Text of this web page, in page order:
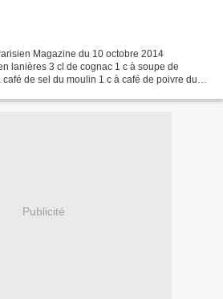
Magazine du 10 octobre 2014
lanières 3 cl de cognac 1 c à soupe de
de sel du moulin 1 c à café de poivre du
Publicité